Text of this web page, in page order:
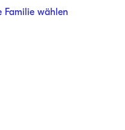
Familie wählen